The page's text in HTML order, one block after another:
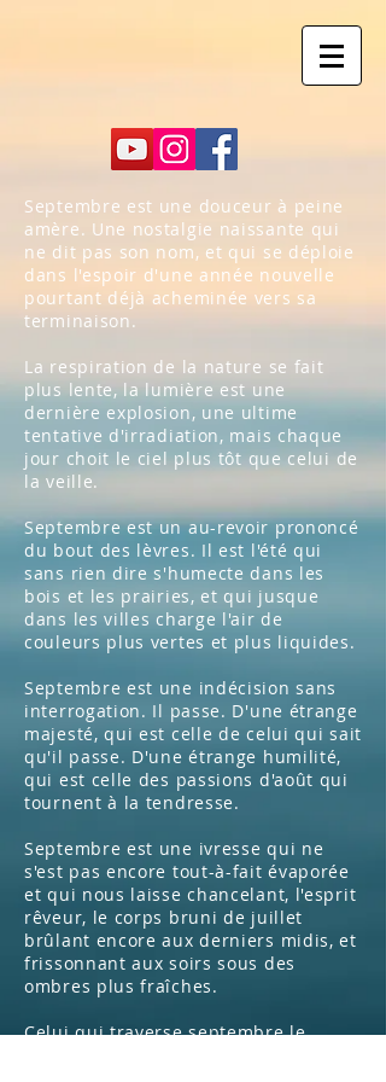
Septembre est une douceur à peine
amère. Une nostalgie naissante qui
ne dit pas son nom, et qui se déploie
dans l'espoir d'une année nouvelle
pourtant déjà acheminée vers sa
terminaison.
La respiration de la nature se fait
plus lente, la lumière est une
dernière explosion, une ultime
tentative d'irradiation, mais chaque
jour choit le ciel plus tôt que celui de
la veille.
Septembre est un au-revoir prononcé
du bout des lèvres. Il est l'été qui
sans rien dire s'humecte dans les
bois et les prairies, et qui jusque
dans les villes charge l'air de
couleurs plus vertes et plus liquides.
Septembre est une indécision sans
interrogation. Il passe. D'une étrange
majesté, qui est celle de celui qui sait
qu'il passe. D'une étrange humilité,
qui est celle des passions d'août qui
tournent à la tendresse.
Septembre est une ivresse qui ne
s'est pas encore tout-à-fait évaporée
et qui nous laisse chancelant, l'esprit
rêveur, le corps bruni de juillet
brûlant encore aux derniers midis, et
frissonnant aux soirs sous des
ombres plus fraîches.
Celui qui traverse septembre le